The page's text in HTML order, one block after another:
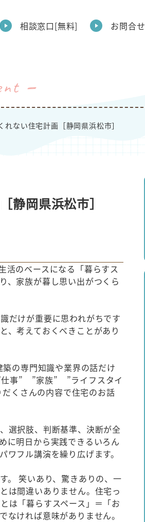
相談窓口[無料] お問合せ
れない住宅計画［静岡県浜松市］
静岡県浜松市］
活のベースになる「暮らすス
、家族が暮し思い出がつくら
だけが重要に思われがちです
、考えておくべきことがあり
の専門知識や業界の話だけ
事” ”家族” ”ライフスタイ
くさんの内容で住宅のお話
選択肢、判断基準、決断が全
に明日から実践できるいろん
フル講演を繰り広げます。
。 笑いあり、驚きありの、一
は間違いありません。住宅っ
は「暮らすスペース」＝「お
ければ意味がありません。